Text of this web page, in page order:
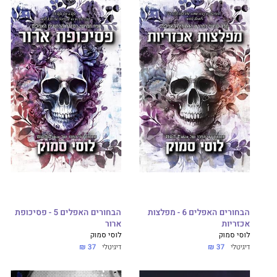
הבחורים האפלים 6 - מפלצות
אכזריות
לוסי סמוק
דיגיטלי 37 ₪
הבחורים האפלים 5 - פסיכופת
ארור
לוסי סמוק
דיגיטלי 37 ₪